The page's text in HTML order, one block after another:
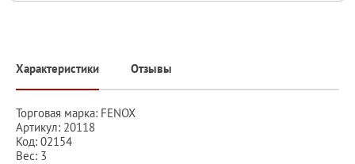
Характеристики Отзывы
Торговая марка: FENOX
Артикул: 20118
Код: 02154
Вес: 3